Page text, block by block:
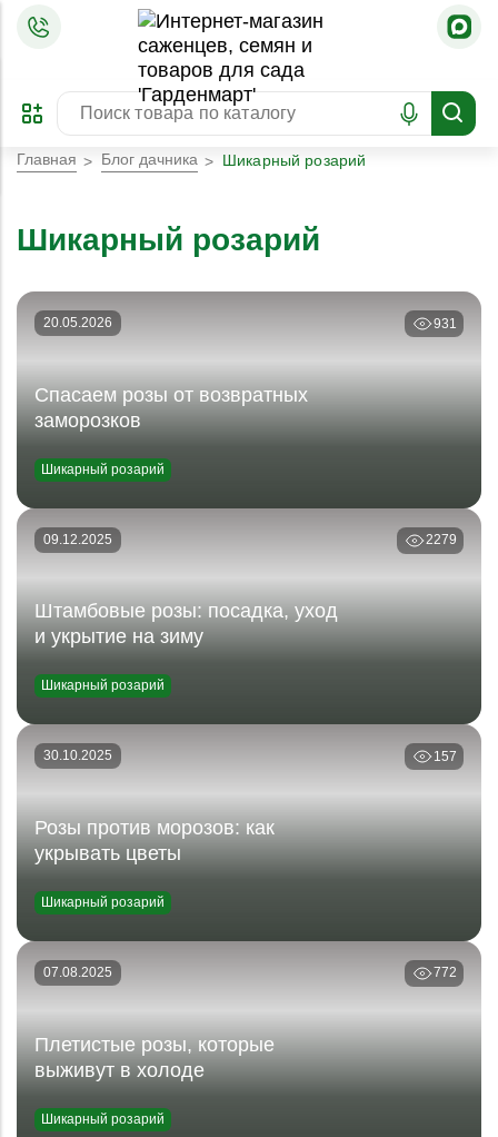
ПРЕДЗАКАЗ
ЗАБРОНИРОВАТЬ
ЛУЧШЕЕ
Главная Блог дачника Шикарный розарий
Шикарный розарий
20.05.2026
Спасаем розы от возвратных
заморозков
Шикарный розарий
931
09.12.2025
Штамбовые розы: посадка, уход
и укрытие на зиму
Шикарный розарий
2279
30.10.2025
Розы против морозов: как
укрывать цветы
Шикарный розарий
157
07.08.2025
Плетистые розы, которые
выживут в холоде
Шикарный розарий
772